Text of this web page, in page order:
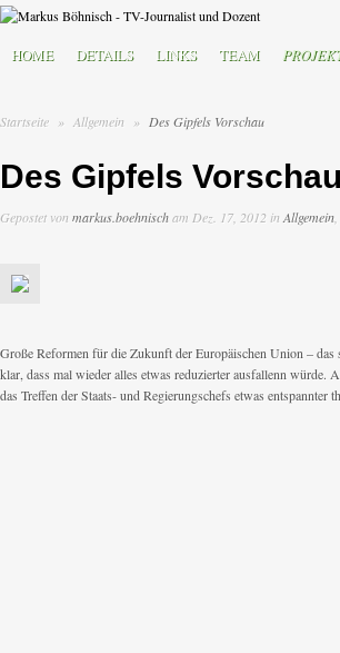
HOME DETAILS LINKS TEAM
Startseite » Allgemein » Des Gipfels Vorschau
Des Gipfels Vorschau
Gepostet von markus.boehnischam Dez. 17, 2012 in Allgemein
Große Reformen für die Zukunft der Europäischen Union –
klar, dass mal wieder alles etwas reduzierter ausfallenn würde.
das Treffen der Staats- und Regierungschefs etwas entspannter